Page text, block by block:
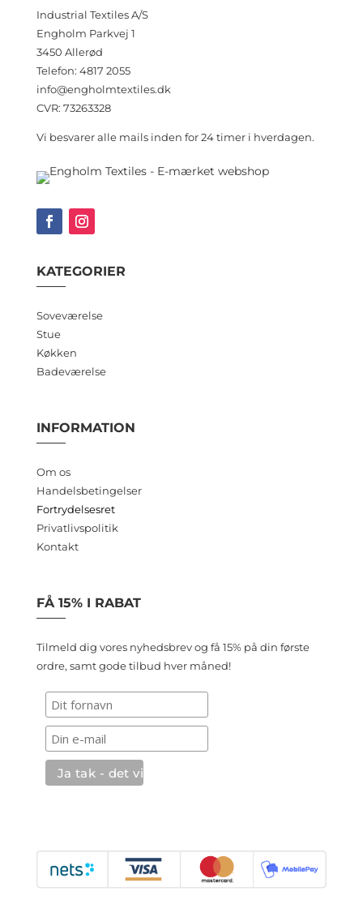
Industrial Textiles A/S
Engholm Parkvej 1
3450 Allerød
Telefon: 4817 2055
info@engholmtextiles.dk
CVR: 73263328
Vi besvarer alle mails inden for 24 timer i hverdagen.
KATEGORIER
Soveværelse
Stue
Køkken
Badeværelse
INFORMATION
Om os
Handelsbetingelser
Fortrydelsesret
Privatlivspolitik
Kontakt
FÅ 15% I RABAT
Tilmeld dig vores nyhedsbrev og få 15% på din første
ordre, samt gode tilbud hver måned!